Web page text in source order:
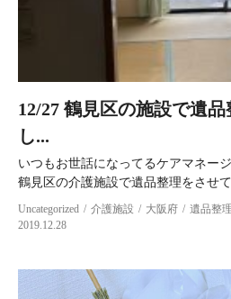
12/27 鶴見区の施設で遺
し...
いつもお世話になってるケアマネー
鶴見区の介護施設で遺品整理をさせ
Uncategorized 介護施設 大阪府
遺品整理
2019.12.28